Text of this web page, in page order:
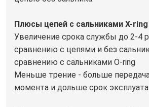
Плюсы цепей с сальниками X-ring
Увеличение срока службы до 2-4
сравнению с цепями и без
сравнению с сальниками O-ring
Меньше трение - больше
момента и дольше срок